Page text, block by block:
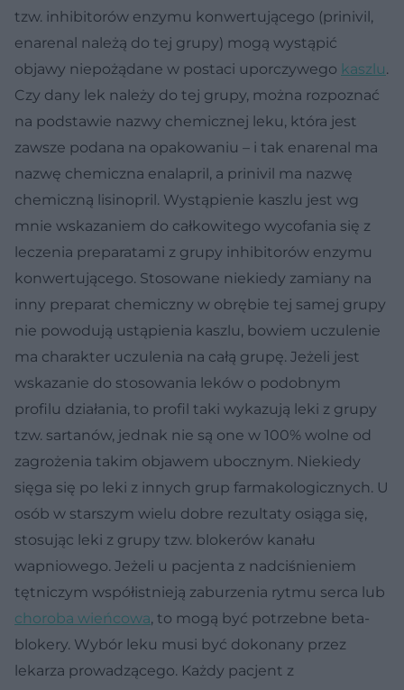
tzw. inhibitorów enzymu konwertującego (prinivil,
enarenal należą do tej grupy) mogą wystąpić
objawy niepożądane w postaci uporczywego kaszlu.
Czy dany lek należy do tej grupy, można rozpoznać
na podstawie nazwy chemicznej leku, która jest
zawsze podana na opakowaniu – i tak enarenal ma
nazwę chemiczna enalapril, a prinivil ma nazwę
chemiczną lisinopril. Wystąpienie kaszlu jest wg
mnie wskazaniem do całkowitego wycofania się z
leczenia preparatami z grupy inhibitorów enzymu
konwertującego. Stosowane niekiedy zamiany na
inny preparat chemiczny w obrębie tej samej grupy
nie powodują ustąpienia kaszlu, bowiem uczulenie
ma charakter uczulenia na całą grupę. Jeżeli jest
wskazanie do stosowania leków o podobnym
profilu działania, to profil taki wykazują leki z grupy
tzw. sartanów, jednak nie są one w 100% wolne od
zagrożenia takim objawem ubocznym. Niekiedy
sięga się po leki z innych grup farmakologicznych. U
osób w starszym wielu dobre rezultaty osiąga się,
stosując leki z grupy tzw. blokerów kanału
wapniowego. Jeżeli u pacjenta z nadciśnieniem
tętniczym współistnieją zaburzenia rytmu serca lub
choroba wieńcowa, to mogą być potrzebne beta-
blokery. Wybór leku musi być dokonany przez
lekarza prowadzącego. Każdy pacjent z